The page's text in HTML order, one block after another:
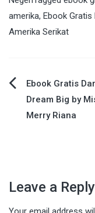
amerika, Ebook Gratis
Amerika Serikat
Post
Ebook Gratis
Dream Big by
Merry Riana
Leave a Reply